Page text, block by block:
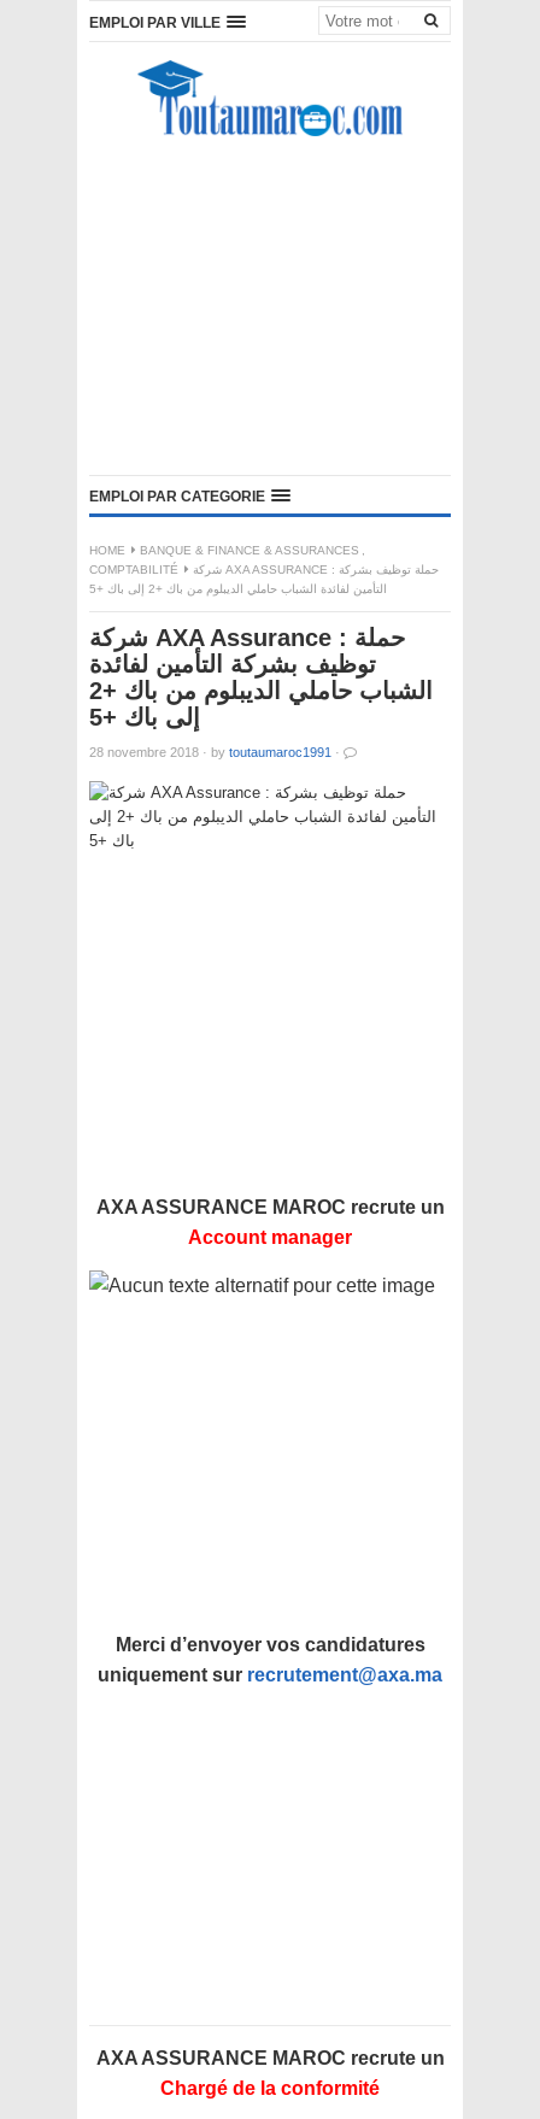
EMPLOI PAR VILLE
EMPLOI PAR CATEGORIE
HOME BANQUE & FINANCE & ASSURANCES ,
COMPTABILITÉ
شركة AXA ASSURANCE : حملة توظيف بشركة
التأمين لفائدة الشباب حاملي الديبلوم من باك +2 إلى باك +5
شركة AXA Assurance : حملة
توظيف بشركة التأمين لفائدة
الشباب حاملي الديبلوم من باك +2
إلى باك +5
28 novembre 2018 · by toutaumaroc1991 ·
AXA ASSURANCE MAROC recrute un
Account manager
Merci d’envoyer vos candidatures
uniquement sur recrutement@axa.ma
AXA ASSURANCE MAROC recrute un
Chargé de la conformité